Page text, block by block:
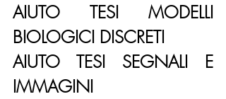
AIUTO TESI MODELLI
BIOLOGICI DISCRETI
AIUTO TESI SEGNALI E
IMMAGINI